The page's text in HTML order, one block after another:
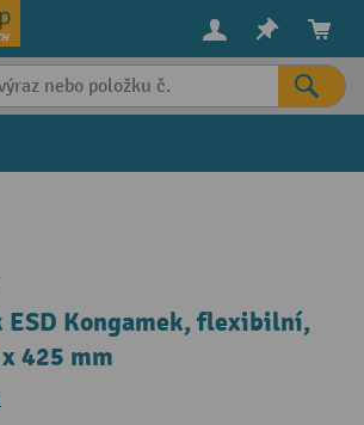
ESD Kongamek, flexibilní,
425 mm